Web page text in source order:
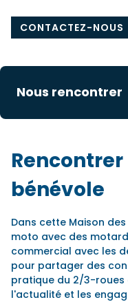
CONTACTEZ-NOUS
Nous rencontrer
bénévole
Dans cette Maison
moto avec des
commercial avec les
pour partager des
pratique du 2/3-roues
l'actualité et les